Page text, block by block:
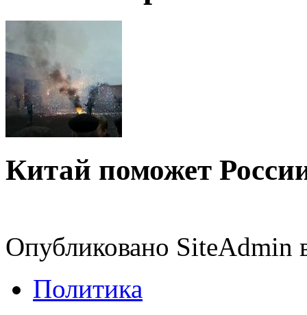
Китай поможет
Опубликовано
Политика